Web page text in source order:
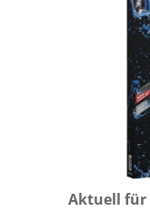
Aktuell für